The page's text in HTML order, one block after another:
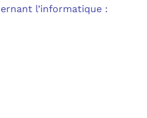
l’informatique :